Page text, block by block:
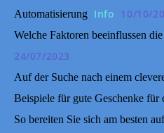
Automatisierung Info 10/10/
Welche Faktoren beeinflussen
24/07/2023
Auf der Suche nach einem
Beispiele für gute Geschenke für
So bereiten Sie sich am besten